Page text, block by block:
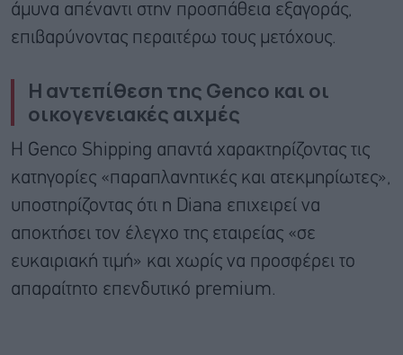
άμυνα απέναντι στην προσπάθεια εξαγοράς,
επιβαρύνοντας περαιτέρω τους μετόχους.
Η αντεπίθεση της Genco και οι
οικογενειακές αιχμές
Η Genco Shipping απαντά χαρακτηρίζοντας τις
κατηγορίες «παραπλανητικές και ατεκμηρίωτες»,
υποστηρίζοντας ότι η Diana επιχειρεί να
αποκτήσει τον έλεγχο της εταιρείας «σε
ευκαιριακή τιμή» και χωρίς να προσφέρει το
απαραίτητο επενδυτικό premium.